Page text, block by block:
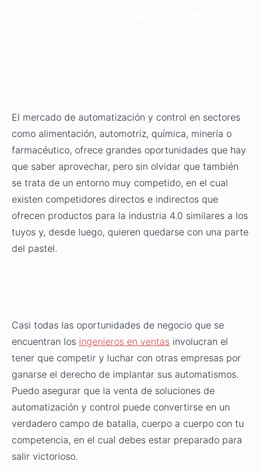
El mercado de automatización y control en sectores
como alimentación, automotriz, química, minería o
farmacéutico, ofrece grandes oportunidades que hay
que saber aprovechar, pero sin olvidar que también
se trata de un entorno muy competido, en el cual
existen competidores directos e indirectos que
ofrecen productos para la industria 4.0 similares a los
tuyos y, desde luego, quieren quedarse con una parte
del pastel.
Casi todas las oportunidades de negocio que se
encuentran los ingenieros en ventas involucran el
tener que competir y luchar con otras empresas por
ganarse el derecho de implantar sus automatismos.
Puedo asegurar que la venta de soluciones de
automatización y control puede convertirse en un
verdadero campo de batalla, cuerpo a cuerpo con tu
competencia, en el cual debes estar preparado para
salir victorioso.